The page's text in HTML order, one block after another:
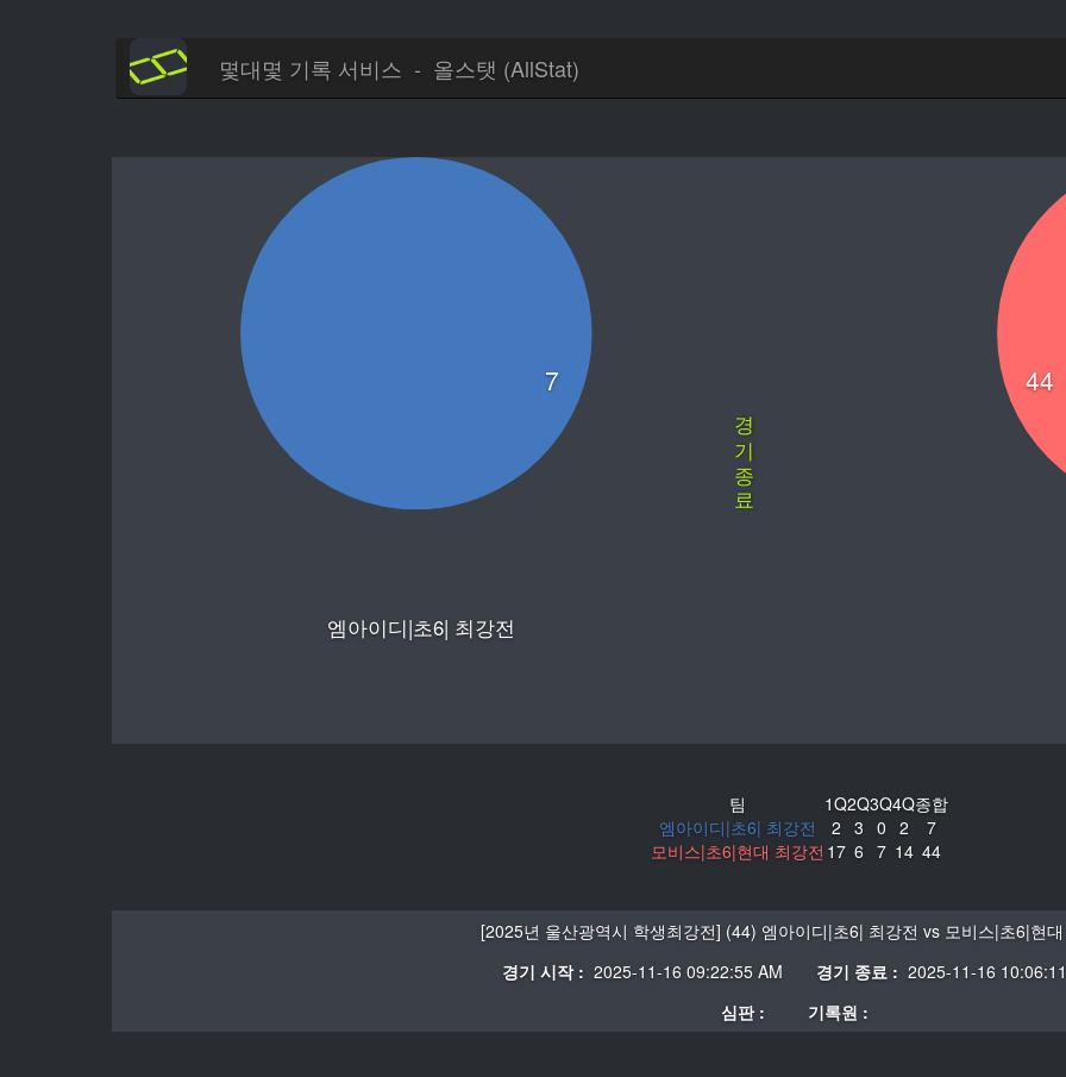
몇대몇 기록 서비스 - 올스탯 (AllStat)
7
엠아이디|초6| 최강전
경 기 종 료
44
팀
엠아이디|초6| 최강전
모비스|초6|현대 최강전
1Q
2
17
2Q
3
6
3Q
0
7
4Q
2
14
종합
7
44
[2025년 울산광역시 학생최강전] (44) 엠아이디|초6| 최강전 vs 모비스|초6|현
경기 시작 : 2025-11-16 09:22:55 AM 경기 종료 : 2025-11-16
심판 :
기록원 :